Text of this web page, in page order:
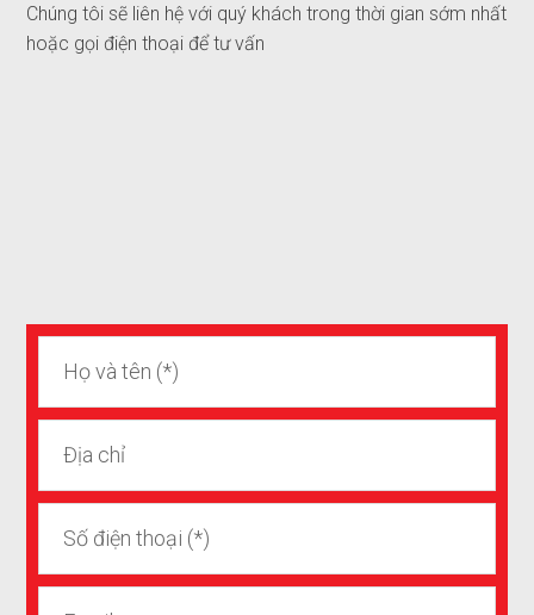
Chúng tôi sẽ liên hệ với quý khách trong thời gian sớm nhất
hoặc gọi điện thoại để tư vấn